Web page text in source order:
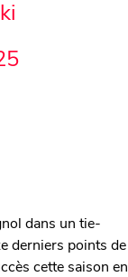
dans un tie-
derniers points de
cette saison en